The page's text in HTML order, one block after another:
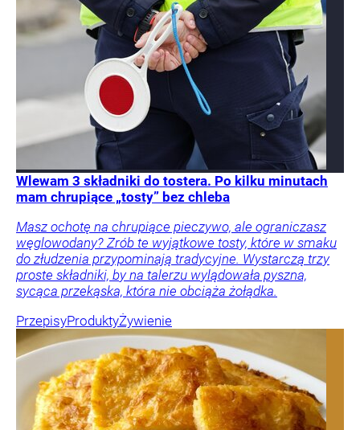
Wlewam 3 składniki do tostera. Po kilku minutach
mam chrupiące „tosty” bez chleba
Masz ochotę na chrupiące pieczywo, ale ograniczasz
węglowodany? Zrób te wyjątkowe tosty, które w smaku
do złudzenia przypominają tradycyjne. Wystarczą trzy
proste składniki, by na talerzu wylądowała pyszna,
sycąca przekąska, która nie obciąża żołądka.
PrzepisyProduktyŻywienie